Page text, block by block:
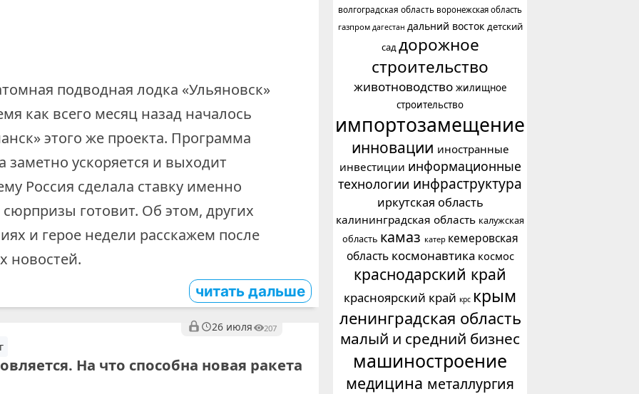
подводная лодка «Ульяновск»
как всего месяц назад началось
этого же проекта. Программа
заметно ускоряется и выходит
Россия сделала ставку именно
готовит. Об этом, других
и герое недели расскажем после
новостей.
читать дальше
26 июля 207
На что способна новая ракета
волгоградская область воронежская область
газпром дагестан дальний восток детский
саддорожное
строительство
животноводство жилищное
строительство
импортозамещение
инновации иностранные
инвестиции информационные
технологии инфраструктура
иркутская область
калининградская область калужская
область камаз катер кемеровская
область космонавтика космос
краснодарский край
красноярский край крс крым
ленинградская область
малый и средний бизнес
машиностроение
медицина металлургия